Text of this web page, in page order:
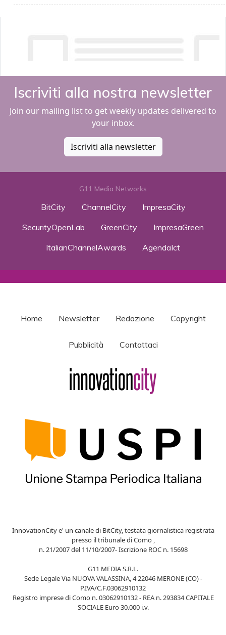
Iscriviti alla nostra newsletter
Join our mailing list to get weekly updates delivered to
your inbox.
Iscriviti alla newsletter
G11 Media Networks
BitCity ChannelCity
ImpresaCity
SecurityOpenLab
GreenCity
ImpresaGreen
ItalianChannelAwards
AgendaIct
Home Newsletter Redazione Copyright
Pubblicità Contattaci
InnovationCity e' un canale di BitCity, testata giornalistica registrata
presso il tribunale di Como ,
n. 21/2007 del 11/10/2007- Iscrizione ROC n. 15698
G11 MEDIA S.R.L.
Sede Legale Via NUOVA VALASSINA, 4 22046 MERONE (CO) -
P.IVA/C.F.03062910132
Registro imprese di Como n. 03062910132 - REA n. 293834 CAPITALE
SOCIALE Euro 30.000 i.v.